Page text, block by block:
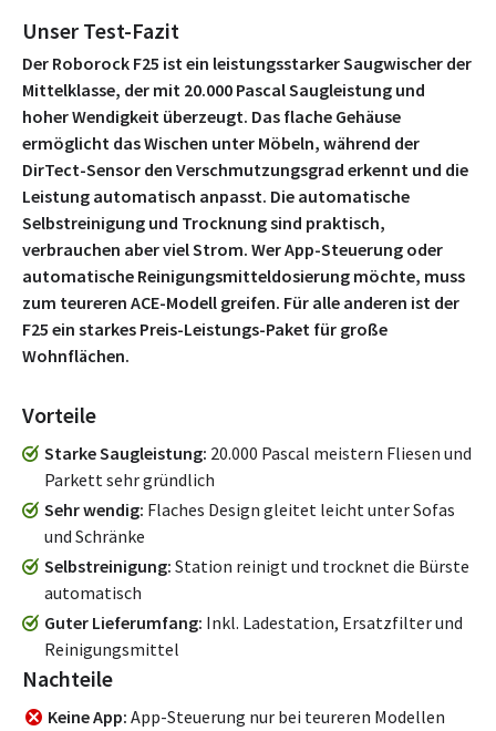
Unser Test-Fazit
Der Roborock F25 ist ein leistungsstarker Saugwischer der
Mittelklasse, der mit 20.000 Pascal Saugleistung und
hoher Wendigkeit überzeugt. Das flache Gehäuse
ermöglicht das Wischen unter Möbeln, während der
DirTect-Sensor den Verschmutzungsgrad erkennt und die
Leistung automatisch anpasst. Die automatische
Selbstreinigung und Trocknung sind praktisch,
verbrauchen aber viel Strom. Wer App-Steuerung oder
automatische Reinigungsmitteldosierung möchte, muss
zum teureren ACE-Modell greifen. Für alle anderen ist der
F25 ein starkes Preis-Leistungs-Paket für große
Wohnflächen.
Vorteile
Starke Saugleistung 20.000 Pascal meistern Fliesen und
Parkett sehr gründlich
Sehr wendig Flaches Design gleitet leicht unter Sofas
und Schränke
Selbstreinigung Station reinigt und trocknet die Bürste
automatisch
Guter Lieferumfang Inkl. Ladestation, Ersatzfilter und
Reinigungsmittel
Nachteile
Keine App App-Steuerung nur bei teureren Modellen